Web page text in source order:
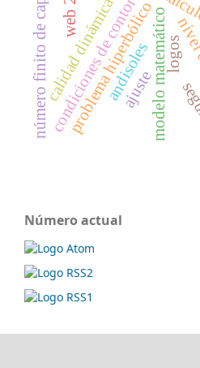
problema hiperbólico
condiciones de contornomodelo matemático
andisoles
calidad dinámica logos
número finito de capas ajuste
Número actual